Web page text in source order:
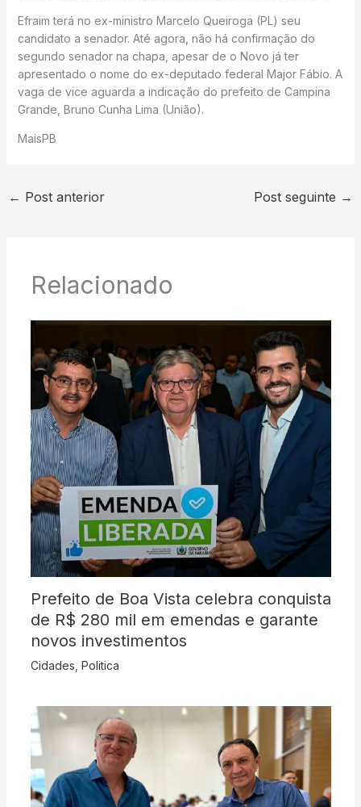
Efraim terá no ex-ministro Marcelo Queiroga (PL) seu
candidato a senador. Até agora, não há confirmação do
segundo senador na chapa, apesar de o Novo já ter
apresentado o nome do ex-deputado federal Major Fábio. A
vaga de vice aguarda a indicação do prefeito de Campina
Grande, Bruno Cunha Lima (União).
MaisPB
← Post anterior Post seguinte →
Relacionado
Prefeito de Boa Vista celebra conquista
de R$ 280 mil em emendas e garante
novos investimentos
Cidades Politica